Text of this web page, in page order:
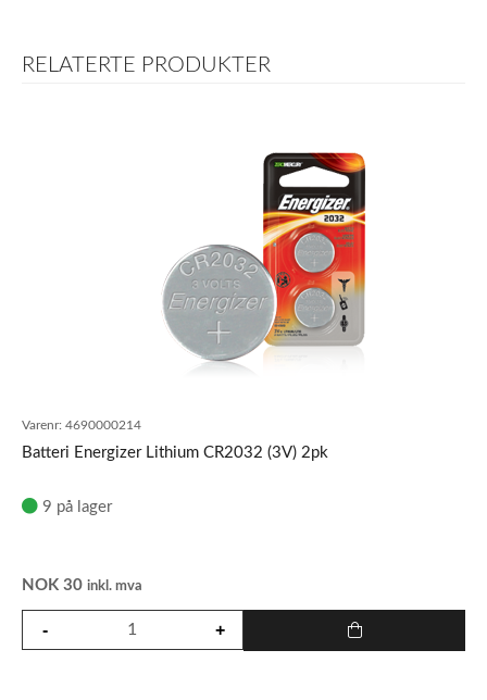
RELATERTE PRODUKTER
Varenr: 4690000214
Batteri Energizer Lithium CR2032 (3V) 2pk
9 på lager
NOK 30 inkl. mva